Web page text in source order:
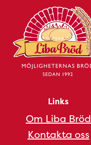
Links
Om Liba Bröd
Kontakta oss